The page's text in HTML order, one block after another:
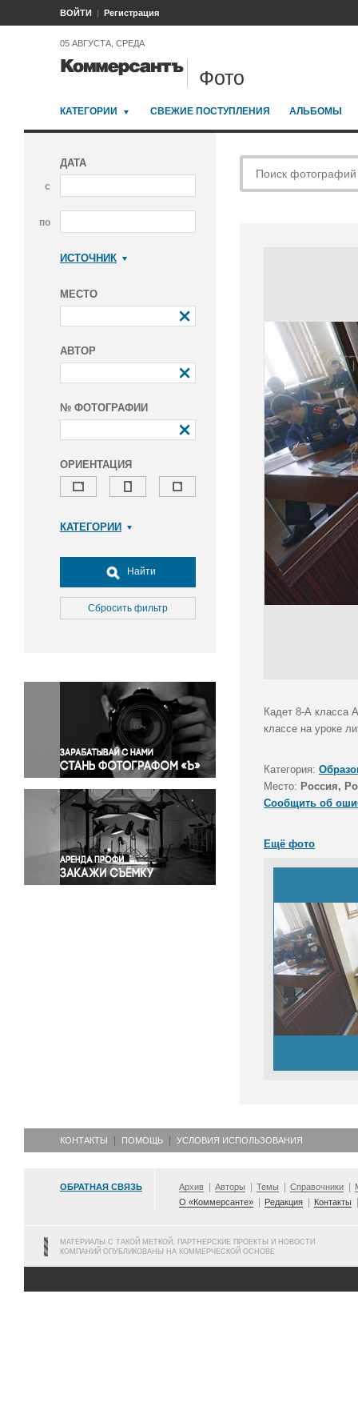
ВОЙТИ Регистрация
05 АВГУСТА, СРЕДА
Фото
КАТЕГОРИИ СВЕЖИЕ ПОСТУПЛЕНИЯ АЛЬБОМЫ
ДАТА
с
по
ИСТОЧНИК
МЕСТО
АВТОР
№ ФОТОГРАФИИ
ОРИЕНТАЦИЯ
КАТЕГОРИИ
Досуг, туризм и отдых
Культура
Медицина
Окружающая среда
Политика
Правосудие
Происшествия и конфликты
Религия
Светская жизнь
Спорт
Экология
Экономика и бизнес
Найти
Сбросить фильтр
Кадет 8-А класса
классе на уроке
Категория:
Место: Россия,
Сообщить об
Ещё фото
КОНТАКТЫ ПОМОЩЬ УСЛОВИЯ ИСПОЛЬЗОВАНИЯ
ОБРАТНАЯ СВЯЗЬ Архив Авторы Темы Справочники
О «Коммерсанте»
Редакция Контакты
МАТЕРИАЛЫ С ТАКОЙ МЕТКОЙ, ПАРТНЕРСКИЕ ПРОЕКТЫ И НОВОСТИ
КОМПАНИЙ ОПУБЛИКОВАНЫ НА КОММЕРЧЕСКОЙ ОСНОВЕ